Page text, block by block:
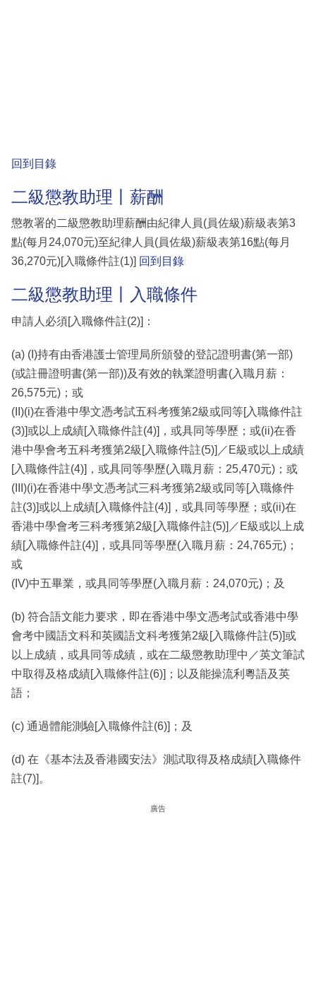
回到目錄
二級懲教助理丨薪酬
懲教署的二級懲教助理薪酬由紀律人員(員佐級)薪級表第3
點(每月24,070元)至紀律人員(員佐級)薪級表第16點(每月
36,270元)[入職條件註(1)] 回到目錄
二級懲教助理丨入職條件
申請人必須[入職條件註(2)]：
(a) (I)持有由香港護士管理局所頒發的登記證明書(第一部)
(或註冊證明書(第一部))及有效的執業證明書(入職月薪：
26,575元)；或
(II)(i)在香港中學文憑考試五科考獲第2級或同等[入職條件註
(3)]或以上成績[入職條件註(4)]，或具同等學歷；或(ii)在香
港中學會考五科考獲第2級[入職條件註(5)]／E級或以上成績
[入職條件註(4)]，或具同等學歷(入職月薪：25,470元)；或
(III)(i)在香港中學文憑考試三科考獲第2級或同等[入職條件
註(3)]或以上成績[入職條件註(4)]，或具同等學歷；或(ii)在
香港中學會考三科考獲第2級[入職條件註(5)]／E級或以上成
績[入職條件註(4)]，或具同等學歷(入職月薪：24,765元)；
或
(IV)中五畢業，或具同等學歷(入職月薪：24,070元)；及
(b) 符合語文能力要求，即在香港中學文憑考試或香港中學
會考中國語文科和英國語文科考獲第2級[入職條件註(5)]或
以上成績，或具同等成績，或在二級懲教助理中／英文筆試
中取得及格成績[入職條件註(6)]；以及能操流利粵語及英
語；
(c) 通過體能測驗[入職條件註(6)]；及
(d) 在《基本法及香港國安法》測試取得及格成績[入職條件
註(7)]。
廣告